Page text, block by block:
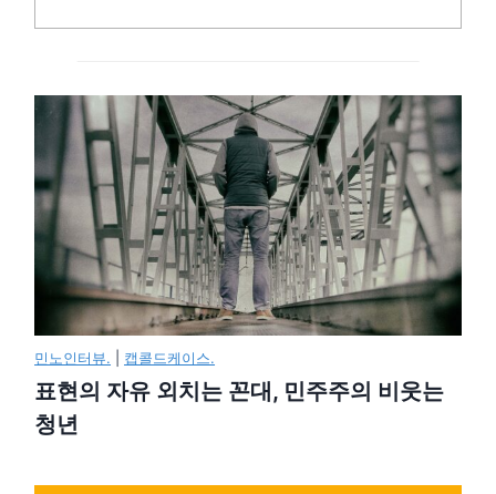
민노인터뷰. 캡콜드케이스.
표현의 자유 외치는 꼰대, 민주주의 비웃는
청년